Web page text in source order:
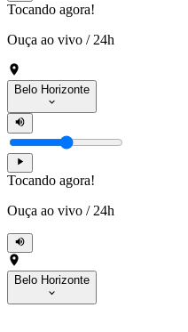
Tocando agora!
Ouça ao vivo / 24h
Belo Horizonte
Tocando agora!
Ouça ao vivo / 24h
Belo Horizonte